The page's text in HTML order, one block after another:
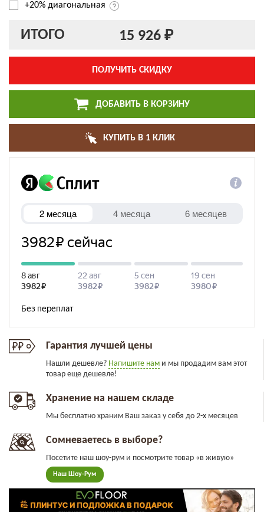
+20% диагональная
ИТОГО 15 926 ₽
ПОЛУЧИТЬ СКИДКУ
ДОБАВИТЬ В КОРЗИНУ
КУПИТЬ В 1 КЛИК
Гарантия лучшей цены
Нашли дешевле? Напишите нам и мы продадим вам этот
товар еще дешевле!
Хранение на нашем складе
Мы бесплатно храним Ваш заказ у себя до 2-х месяцев
Сомневаетесь в выборе?
Посетите наш шоу-рум и посмотрите товар «в живую»
Наш Шоу-Рум